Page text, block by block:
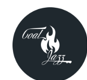
Inhalt
springen